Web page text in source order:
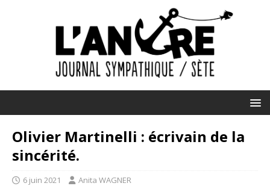
Olivier Martinelli : écrivain de la
sincérité.
6 juin 2021 Anita WAGNER